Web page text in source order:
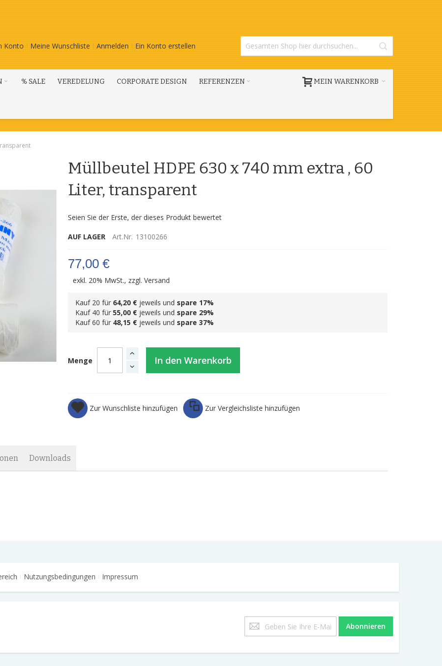
Konto Meine Wunschliste Anmelden Ein Konto erstellen
MEIN WARENKORB
% SALE VEREDELUNG CORPORATE DESIGN REFERENZEN
Müllbeutel HDPE 630 x 740 mm extra , 60
Liter, transparent
Seien Sie der Erste, der dieses Produkt bewertet
AUF LAGER Art.Nr. 13100266
77,00 €
exkl. 20% MwSt., zzgl. Versand
Kauf 20 für 64,20 €jeweils und spare 17%
Kauf 40 für 55,00 €jeweils und spare 29%
Kauf 60 für 48,15 €jeweils und spare 37%
Menge In den Warenkorb
Zur Wunschliste hinzufügen Zur Vergleichsliste hinzufügen
Downloads
Nutzungsbedingungen Impressum
Melden
Sie
für
Abonnieren